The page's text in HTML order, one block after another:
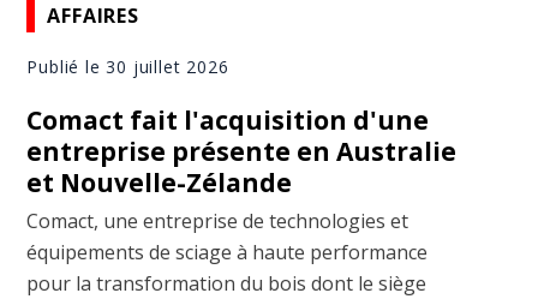
AFFAIRES
Publié le 30 juillet 2026
Comact fait l'acquisition d'une
entreprise présente en Australie
et Nouvelle-Zélande
Comact, une entreprise de technologies et
équipements de sciage à haute performance
pour la transformation du bois dont le siège